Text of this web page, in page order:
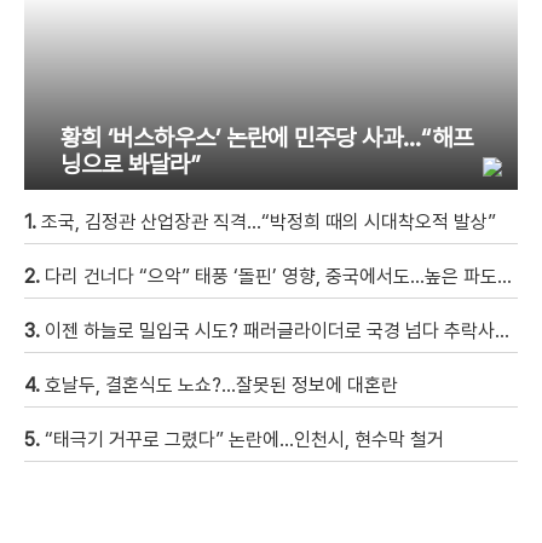
황희 ‘버스하우스’ 논란에 민주당 사과…“해프
닝으로 봐달라”
1. 조국, 김정관 산업장관 직격…“박정희 때의 시대착오적 발상”
2. 다리 건너다 “으악” 태풍 ‘돌핀’ 영향, 중국에서도…높은 파도에 휩쓸려 9세 아이 실종 [현장영상]
3. 이젠 하늘로 밀입국 시도? 패러글라이더로 국경 넘다 추락사…현재 진행형인 ‘세우타 사태’
4. 호날두, 결혼식도 노쇼?…잘못된 정보에 대혼란
5. “태극기 거꾸로 그렸다” 논란에…인천시, 현수막 철거